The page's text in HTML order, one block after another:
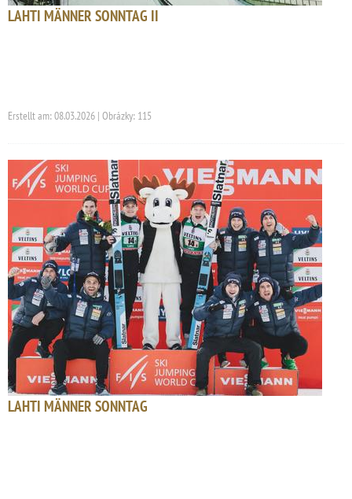
LAHTI MÄNNER SONNTAG II
Erstellt am: 08.03.2026 | Obrázky: 115
LAHTI MÄNNER SONNTAG